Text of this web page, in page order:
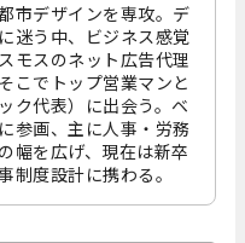
市デザインを専攻。デ
迷う中、ビジネス感覚
モスのネット広告代理
こでトップ営業マンと
ク代表）に出会う。ベ
参画、主に人事・労務
幅を広げ、現在は新卒
制度設計に携わる。